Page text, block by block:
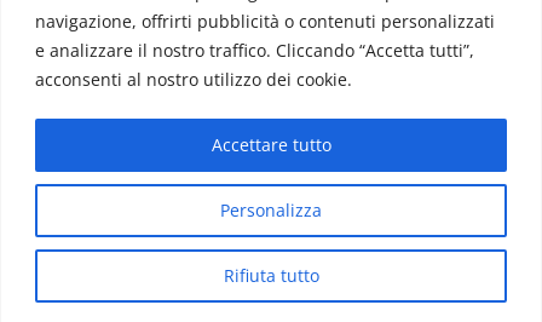
navigazione, offrirti pubblicità o contenuti personalizzati
e analizzare il nostro traffico. Cliccando “Accetta tutti”,
acconsenti al nostro utilizzo dei cookie.
Personalizza
Rifiuta tutto
Accettare tutto
Redazione: redazione@www.martinasera.it
Direttore:direttore@www.martinasera.it
Info & Commerciale:info@www.martinasera.it
Home News Vivere la città EVENTI
Salute
Il Blog del Direttore
Copyright © All rights reserved.
themes.